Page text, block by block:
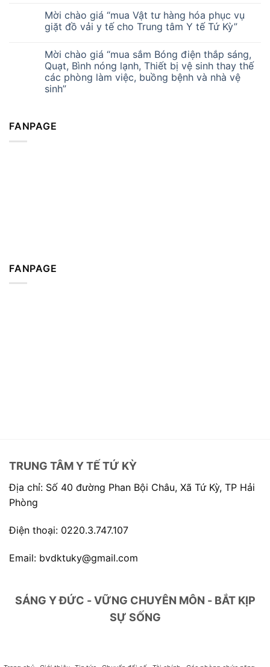
Mời chào giá “mua Vật tư hàng hóa phục vụ
giặt đồ vải y tế cho Trung tâm Y tế Tứ Kỳ”
Mời chào giá “mua sắm Bóng điện thắp sáng,
Quạt, Bình nóng lạnh, Thiết bị vệ sinh thay thế
các phòng làm việc, buồng bệnh và nhà vệ
sinh”
FANPAGE
FANPAGE
TRUNG TÂM Y TẾ TỨ KỲ
Địa chỉ: Số 40 đường Phan Bội Châu, Xã Tứ Kỳ, TP Hải
Phòng
Điện thoại: 0220.3.747.107
Email: bvdktuky@gmail.com
SÁNG Y ĐỨC - VỮNG CHUYÊN MÔN - BẮT KỊP
SỰ SỐNG